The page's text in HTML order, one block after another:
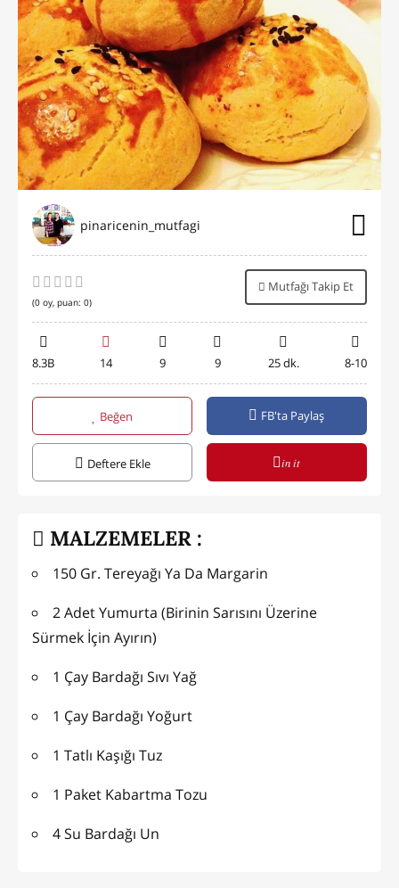
pinaricenin_mutfagi
(0 oy, puan: 0)
Mutfağı Takip Et
8.3B 14 9 9 25 dk. 8-10
Beğen FB'ta Paylaş
Deftere Ekle in it
MALZEMELER :
150 Gr. Tereyağı Ya Da Margarin
2 Adet Yumurta (Birinin Sarısını Üzerine
Sürmek İçin Ayırın)
1 Çay Bardağı Sıvı Yağ
1 Çay Bardağı Yoğurt
1 Tatlı Kaşığı Tuz
1 Paket Kabartma Tozu
4 Su Bardağı Un